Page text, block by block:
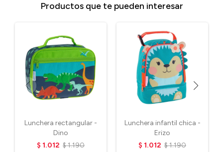
Productos que te pueden interesar
Lunchera rectangular -
Dino
$ 1.012 $1.190
Lunchera infantil chica -
Erizo
$ 1.012 $1.190